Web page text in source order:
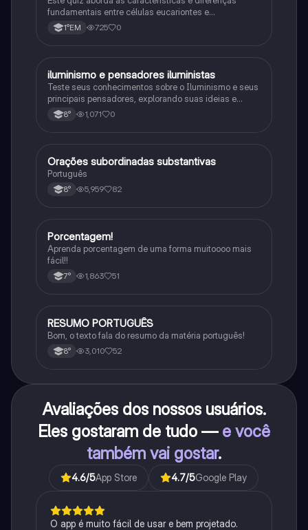
fundamentais entre células eucariontes e
procariontes.
1°EM 725 0
História
iluminismo e pensadores iluministas
Teste seus conhecimentos sobre o Iluminismo e seus
principais pensadores, explorando suas ideias e
impacto histórico.
8° 1,071 0
Português
Orações subordinadas substantivas
Português
8° 5,959 82
Matematica
Porcentagem!
Aprenda porcentagem de uma forma muitoooo mais
fácil!!
7° 1,863 51
Português
RESUMO PORTUGUÊS
Bom, o texto fala do resumo da matéria português!
8° 3,010 52
Avaliações dos nossos usuários.
Eles gostaram de tudo — e você
também vai gostar.
4.6/5App Store 4.7/5Google Play
O app é muito fácil de usar e bem projetado.